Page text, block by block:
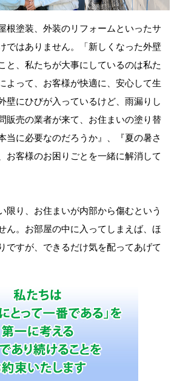
根塗装、外装のリフォームといったサ
ではありません。「新しくなった外壁
と、私たちが大事にしているのは私た
よって、お客様が快適に、安心して生
壁にひびが入っているけど、雨漏りし
販売の業者が来て、お住まいの塗り替
当に必要なのだろうか』、『夏の暑さ
お客様のお困りごとを一緒に解消して
り、お住まいが内部から傷むという
ん。お部屋の中に入ってしまえば、ほ
ですが、できるだけ気を配ってあげて